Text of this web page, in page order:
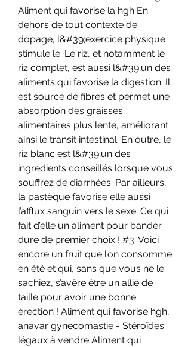
Aliment qui favorise la hgh En
dehors de tout contexte de
dopage, l&#39;exercice physique
stimule le. Le riz, et notamment le
riz complet, est aussi l&#39;un des
aliments qui favorise la digestion. Il
est source de fibres et permet une
absorption des graisses
alimentaires plus lente, améliorant
ainsi le transit intestinal. En outre, le
riz blanc est l&#39;un des
ingrédients conseillés lorsque vous
souffrez de diarrhées. Par ailleurs,
la pastèque favorise elle aussi
l’afflux sanguin vers le sexe. Ce qui
fait d’elle un aliment pour bander
dure de premier choix ! #3. Voici
encore un fruit que l’on consomme
en été et qui, sans que vous ne le
sachiez, s’avère être un allié de
taille pour avoir une bonne
érection ! Aliment qui favorise hgh,
anavar gynecomastie - Stéroïdes
légaux à vendre Aliment qui